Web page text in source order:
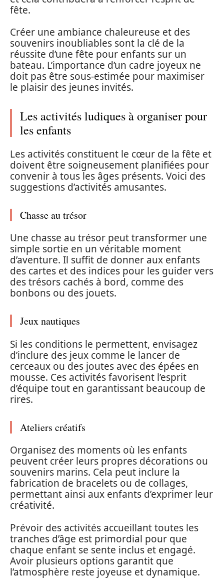
fête.
Créer une ambiance chaleureuse et des
souvenirs inoubliables sont la clé de la
réussite d’une fête pour enfants sur un
bateau. L’importance d’un cadre joyeux ne
doit pas être sous-estimée pour maximiser
le plaisir des jeunes invités.
Les activités ludiques à organiser pour
les enfants
Les activités constituent le cœur de la fête et
doivent être soigneusement planifiées pour
convenir à tous les âges présents. Voici des
suggestions d’activités amusantes.
Chasse au trésor
Une chasse au trésor peut transformer une
simple sortie en un véritable moment
d’aventure. Il suffit de donner aux enfants
des cartes et des indices pour les guider vers
des trésors cachés à bord, comme des
bonbons ou des jouets.
Jeux nautiques
Si les conditions le permettent, envisagez
d’inclure des jeux comme le lancer de
cerceaux ou des joutes avec des épées en
mousse. Ces activités favorisent l’esprit
d’équipe tout en garantissant beaucoup de
rires.
Ateliers créatifs
Organisez des moments où les enfants
peuvent créer leurs propres décorations ou
souvenirs marins. Cela peut inclure la
fabrication de bracelets ou de collages,
permettant ainsi aux enfants d’exprimer leur
créativité.
Prévoir des activités accueillant toutes les
tranches d’âge est primordial pour que
chaque enfant se sente inclus et engagé.
Avoir plusieurs options garantit que
l’atmosphère reste joyeuse et dynamique.